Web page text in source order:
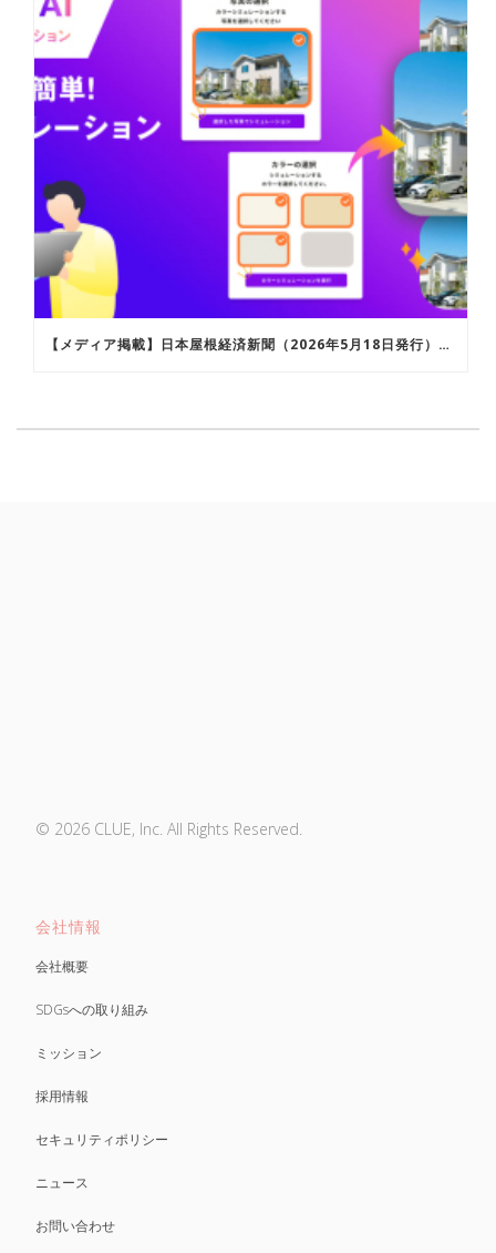
【メディア掲載】日本屋根経済新聞（2026年5月18日発行）にて「ROOFERAI カラーシミュレーション」が紹介されました
© 2026 CLUE, Inc. All Rights Reserved.
会社情報
会社概要
SDGsへの取り組み
ミッション
採用情報
セキュリティポリシー
ニュース
お問い合わせ